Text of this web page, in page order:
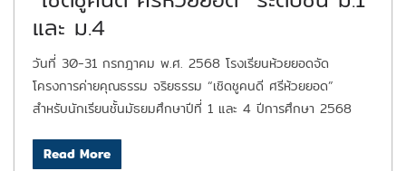
และ ม.4
วันที่ 30-31 กรกฎาคม พ.ศ. 2568 โรงเรียนห้วยยอดจัด
โครงการค่ายคุณธรรม จริยธรรม “เชิดชูคนดี ศรีห้วยยอด”
สำหรับนักเรียนชั้นมัธยมศึกษาปีที่ 1 และ 4 ปีการศึกษา 2568
Read More